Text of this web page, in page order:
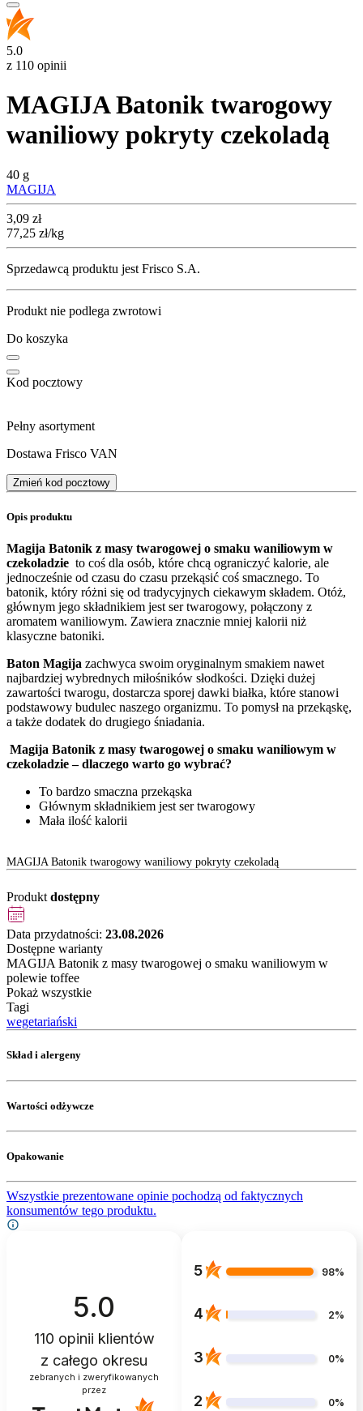
5.0
z 110 opinii
MAGIJA Batonik twarogowy
waniliowy pokryty czekoladą
40 g
MAGIJA
Cena
3,09 zł
77,25 zł/kg
Sprzedawcą produktu jest Frisco S.A.
Produkt nie podlega zwrotowi
Do koszyka
Kod pocztowy
Pełny asortyment
Dostawa Frisco VAN
Zmień kod pocztowy
Opis produktu
Magija Batonik z masy twarogowej o smaku waniliowym w
czekoladzie to coś dla osób, które chcą ograniczyć kalorie, ale
jednocześnie od czasu do czasu przekąsić coś smacznego. To
batonik, który różni się od tradycyjnych ciekawym składem. Otóż,
głównym jego składnikiem jest ser twarogowy, połączony z
aromatem waniliowym. Zawiera znacznie mniej kalorii niż
klasyczne batoniki.
Baton Magija zachwyca swoim oryginalnym smakiem nawet
najbardziej wybrednych miłośników słodkości. Dzięki dużej
zawartości twarogu, dostarcza sporej dawki białka, które stanowi
podstawowy budulec naszego organizmu. To pomysł na przekąskę,
a także dodatek do drugiego śniadania.
Magija Batonik z masy twarogowej o smaku waniliowym w
czekoladzie – dlaczego warto go wybrać?
To bardzo smaczna przekąska
Głównym składnikiem jest ser twarogowy
Mała ilość kalorii
MAGIJA Batonik twarogowy waniliowy pokryty czekoladą
Produkt dostępny
Data przydatności: 23.08.2026
Dostępne warianty
MAGIJA Batonik z masy twarogowej o smaku waniliowym w
polewie toffee
Pokaż wszystkie
Tagi
wegetariański
Skład i alergeny
Wartości odżywcze
Opakowanie
Wszystkie prezentowane opinie pochodzą od faktycznych
konsumentów tego produktu.
5.0
110 opinii klientów
z całego okresu
zebranych i zweryfikowanych
przez
5 98%
4 2%
3 0%
2 0%